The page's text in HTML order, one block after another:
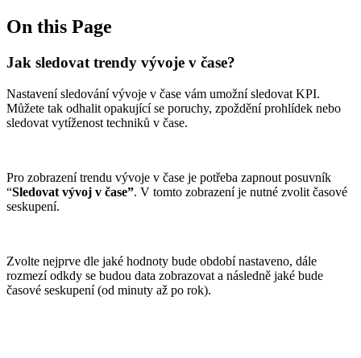
On this Page
Jak sledovat trendy vývoje v čase?
Nastavení sledování vývoje v čase vám umožní sledovat KPI.
Můžete tak odhalit opakující se poruchy, zpoždění prohlídek nebo
sledovat vytíženost techniků v čase.
Pro zobrazení trendu vývoje v čase je potřeba zapnout posuvník
“Sledovat vývoj v čase”. V tomto zobrazení je nutné zvolit časové
seskupení.
Zvolte nejprve dle jaké hodnoty bude období nastaveno, dále
rozmezí odkdy se budou data zobrazovat a následně jaké bude
časové seskupení (od minuty až po rok).